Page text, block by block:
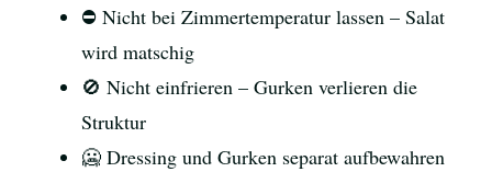
⛔ Nicht bei Zimmertemperatur lassen – Salat
wird matschig
🚫 Nicht einfrieren – Gurken verlieren die
Struktur
🥶 Dressing und Gurken separat aufbewahren